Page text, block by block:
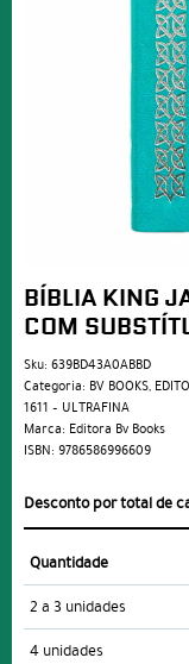
BÍBLIA KING
COM
Sku: 639BD43A0ABBD
Categoria: BV BOOKS,
1611 – ULTRAFINA
Marca: Editora Bv Books
ISBN: 9786586996609
Desconto por total de
Quantidade
2 a 3 unidades
4 unidades